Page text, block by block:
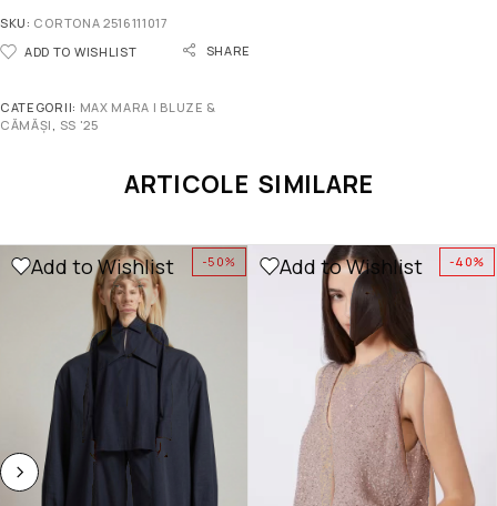
SKU: CORTONA 2516111017
ADD TO WISHLIST
SHARE
CATEGORII: MAX MARA | BLUZE &
CĂMĂȘI
SS '25
ARTICOLE SIMILARE
-50%
Add to Wishlist -40%
Add to Wishlist